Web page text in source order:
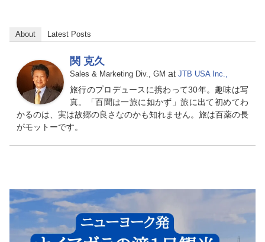
About Latest Posts
関 克久
Sales & Marketing Div., GM at JTB USA Inc.,
旅行のプロデュースに携わって30年。趣味は写
真。「百聞は一旅に如かず」旅に出て初めてわ
かるのは、実は故郷の良さなのかも知れません。旅は百薬の長
がモットーです。